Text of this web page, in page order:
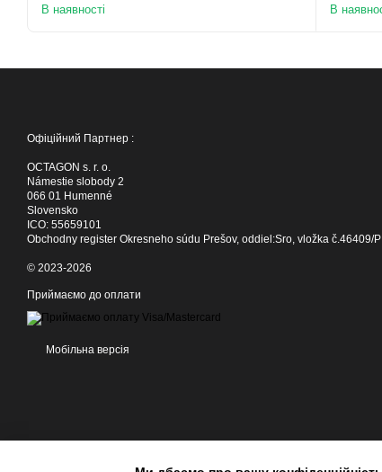
В наявності В
Офіційний Партнер :
OCTAGON s. r. o.
Námestie slobody 2
066 01 Humenné
Slovensko
ICO: 55659101
Obchodny register Okresneho súdu Prešov, oddiel:Sro, vložka č.46409/P
© 2023-2026
Приймаємо до оплати
Мобільна версія